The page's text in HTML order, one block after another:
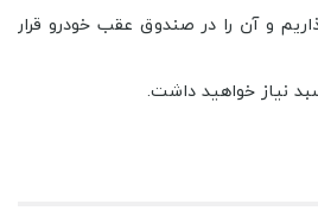
و آن را در صندوق عقب خودرو قرار
نیاز خواهید داشت.